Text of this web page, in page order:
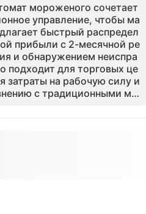
мороженого сочетает
управление, чтобы ма
быстрый распредел
прибыли с 2-месячной ре
и обнаружением неиспра
подходит для торговых це
затраты на рабочую силу и
с традиционными мо